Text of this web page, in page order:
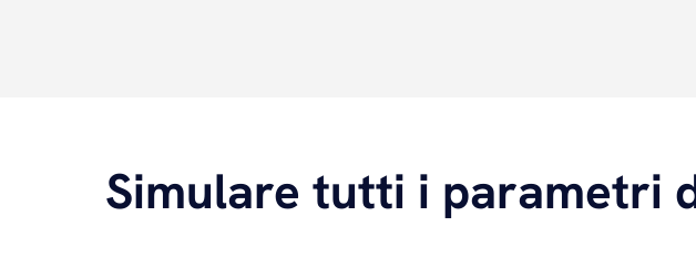
Simulare tutti i parametri